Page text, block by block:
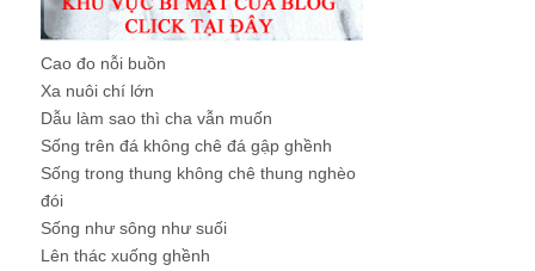
Cao đo nỗi buồn
Xa nuôi chí lớn
Dẫu làm sao thì cha vẫn muốn
Sống trên đá không chê đá gập ghềnh
Sống trong thung không chê thung nghèo
đói
Sống như sông như suối
Lên thác xuống ghềnh